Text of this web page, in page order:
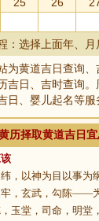
：选择上面年、
为黄道吉日查询、
吉日、吉时查询
日、婴儿起名等
历择取黄道吉日
，以神为目以事为
牢，玄武，勾陈——
，玉堂，司命，明